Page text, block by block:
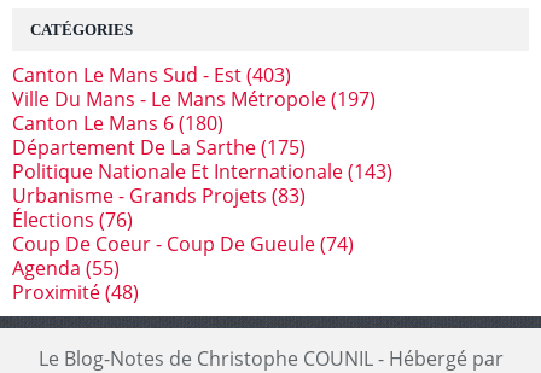
CATÉGORIES
Canton Le Mans Sud - Est(403)
Ville Du Mans - Le Mans Métropole(197)
Canton Le Mans 6(180)
Département De La Sarthe(175)
Politique Nationale Et Internationale(143)
Urbanisme - Grands Projets (83)
Élections (76)
Coup De Coeur - Coup De Gueule(74)
Agenda (55)
Proximité(48)
Le Blog-Notes de Christophe COUNIL - Hébergé par